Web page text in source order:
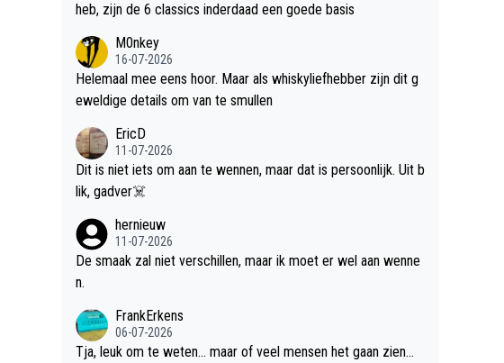
heb, zijn de 6 classics inderdaad een goede basis
M0nkey
16-07-2026
Helemaal mee eens hoor. Maar als whiskyliefhebber zijn dit g
eweldige details om van te smullen
EricD
11-07-2026
Dit is niet iets om aan te wennen, maar dat is persoonlijk. Uit b
lik, gadver☠️
hernieuw
11-07-2026
De smaak zal niet verschillen, maar ik moet er wel aan wenne
n.
FrankErkens
06-07-2026
Tja, leuk om te weten... maar of veel mensen het gaan zien...